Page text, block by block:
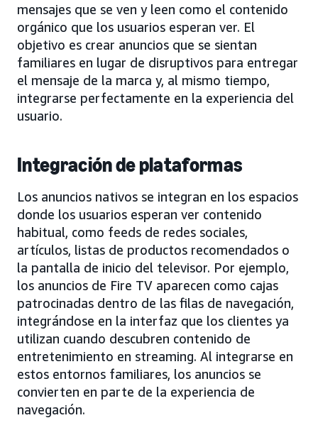
mensajes que se ven y leen como el contenido
orgánico que los usuarios esperan ver. El
objetivo es crear anuncios que se sientan
familiares en lugar de disruptivos para entregar
el mensaje de la marca y, al mismo tiempo,
integrarse perfectamente en la experiencia del
usuario.
Integración de plataformas
Los anuncios nativos se integran en los espacios
donde los usuarios esperan ver contenido
habitual, como feeds de redes sociales,
artículos, listas de productos recomendados o
la pantalla de inicio del televisor. Por ejemplo,
los anuncios de Fire TV aparecen como cajas
patrocinadas dentro de las filas de navegación,
integrándose en la interfaz que los clientes ya
utilizan cuando descubren contenido de
entretenimiento en streaming. Al integrarse en
estos entornos familiares, los anuncios se
convierten en parte de la experiencia de
navegación.